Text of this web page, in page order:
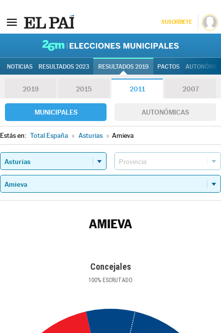
SUSCRÍBETE
NOTICIAS RESULTADOS 2023 RESULTADOS 2019 PACTOS
2019 2015 2011 2007
MUNICIPALES AUTONÓMICAS
Estás en: Total España » Asturias » Amieva
AMIEVA
Concejales
100% ESCRUTADO